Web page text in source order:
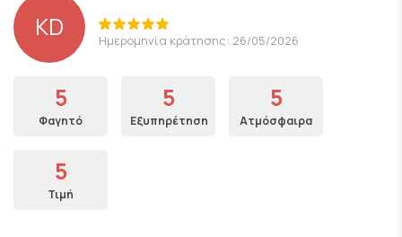
KD Ημερομηνία κράτησης: 26/05/2026
5
Φαγητό
5
Εξυπηρέτηση
5
Ατμόσφαιρα
5
Τιμή